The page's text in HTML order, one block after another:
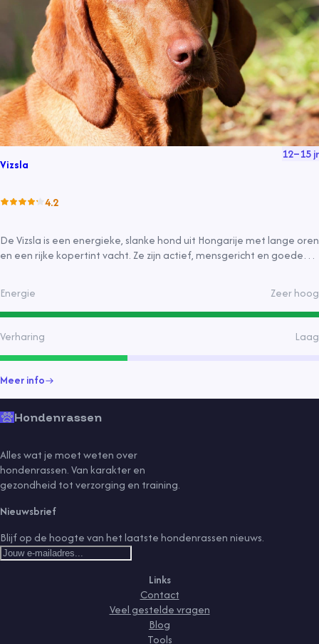
Vizsla
12–15jr
4.2
De Vizsla is een energieke, slanke hond uit Hongarije met lange oren
en een rijke kopertint vacht. Ze zijn actief, mensgericht en goede
levensverwachting van ongeveer 13 jaar.
Energie Zeer hoog
Verharing Laag
Meer info
Hondenrassen
Alles wat je moet weten over
hondenrassen. Van karakter en
gezondheid tot verzorging en training.
Nieuwsbrief
Blijf op de hoogte van het laatste hondenrassen nieuws.
Links
Contact
Veel gestelde vragen
Blog
Tools